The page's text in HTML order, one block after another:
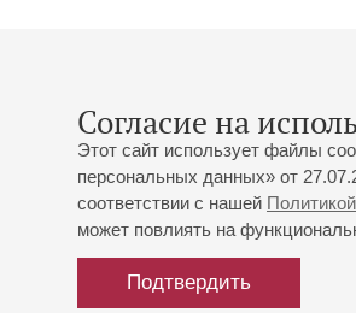
Согласие на
Этот сайт использует файлы
персональных данных» от
соответствии с нашей
может повлиять на
Подтвердить